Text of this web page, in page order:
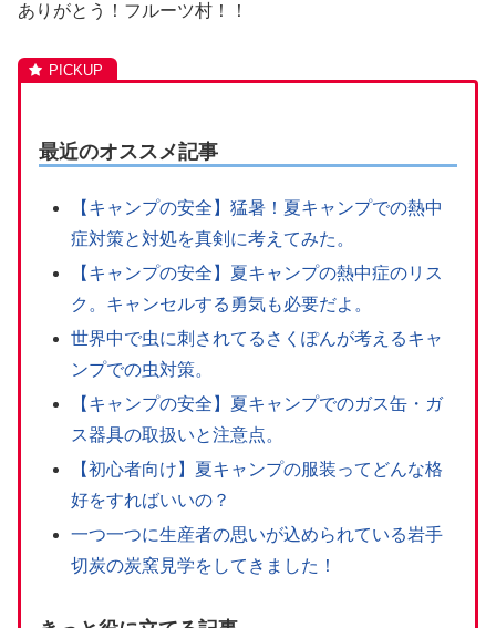
ありがとう！フルーツ村！！
最近のオススメ記事
【キャンプの安全】猛暑！夏キャンプでの熱中
症対策と対処を真剣に考えてみた。
【キャンプの安全】夏キャンプの熱中症のリス
ク。キャンセルする勇気も必要だよ。
世界中で虫に刺されてるさくぽんが考えるキャ
ンプでの虫対策。
【キャンプの安全】夏キャンプでのガス缶・ガ
ス器具の取扱いと注意点。
【初心者向け】夏キャンプの服装ってどんな格
好をすればいいの？
一つ一つに生産者の思いが込められている岩手
切炭の炭窯見学をしてきました！